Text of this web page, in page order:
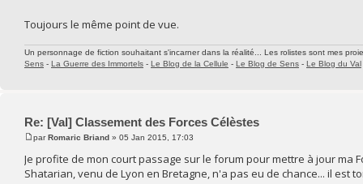
Toujours le même point de vue.
Un personnage de fiction souhaitant s'incarner dans la réalité... Les rolistes sont mes
Sens - La Guerre des Immortels - Le Blog de la Cellule - Le Blog de Sens - Le Blog du Val
Re: [Val] Classement des Forces Célèstes
parRomaric Briand » 05 Jan 2015, 17:03
Je profite de mon court passage sur le forum pour mettre à jour ma
Shatarian, venu de Lyon en Bretagne, n'a pas eu de chance... il est